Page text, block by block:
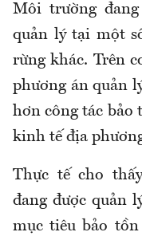
Môi trường
quản lý tại một
rừng khác. Trên
phương án quản
hơn công tác bảo
kinh tế địa
Thực tế cho
đang được quản
mục tiêu bảo